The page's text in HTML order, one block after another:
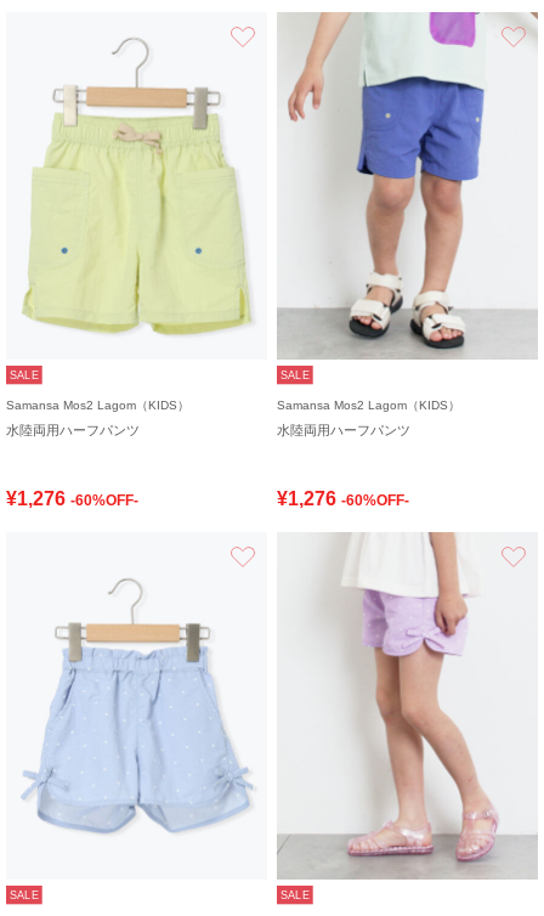
お気に入り
SALE
Samansa Mos2 Lagom（KIDS）
水陸両用ハーフパンツ
¥1,276 -60%OFF-
SALE
Samansa Mos2 Lagom（KIDS）
水陸両用ハーフパンツ
¥1,276 -60%OFF-
SALE SALE